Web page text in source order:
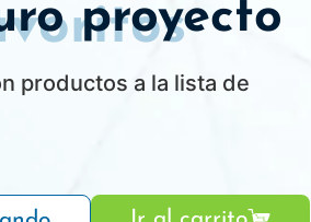
proyecto
productos a la lista de